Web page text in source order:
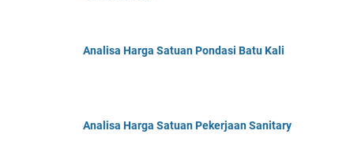
Analisa Harga Satuan Pondasi Batu Kali
Analisa Harga Satuan Pekerjaan Sanitary